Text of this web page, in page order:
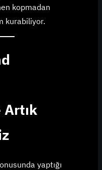
kopmadan
kurabiliyor.
yaptığı